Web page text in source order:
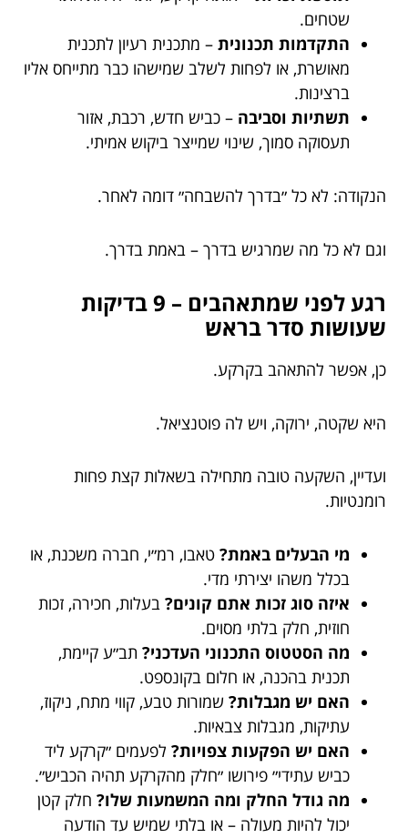
שטחים.
התקדמות תכנונית – מתכנית רעיון לתכנית
מאושרת, או לפחות לשלב שמישהו כבר מתייחס אליו
ברצינות.
תשתיות וסביבה – כביש חדש, רכבת, אזור
תעסוקה סמוך, שינוי שמייצר ביקוש אמיתי.
הנקודה: לא כל ״בדרך להשבחה״ דומה לאחר.
וגם לא כל מה שמרגיש בדרך – באמת בדרך.
רגע לפני שמתאהבים – 9 בדיקות
שעושות סדר בראש
כן, אפשר להתאהב בקרקע.
היא שקטה, ירוקה, ויש לה פוטנציאל.
ועדיין, השקעה טובה מתחילה בשאלות קצת פחות
רומנטיות.
מי הבעלים באמת? טאבו, רמ״י, חברה משכנת, או
בכלל משהו יצירתי מדי.
איזה סוג זכות אתם קונים? בעלות, חכירה, זכות
חוזית, חלק בלתי מסוים.
מה הסטטוס התכנוני העדכני? תב״ע קיימת,
תכנית בהכנה, או חלום בקונספט.
האם יש מגבלות? שמורות טבע, קווי מתח, ניקוז,
עתיקות, מגבלות צבאיות.
האם יש הפקעות צפויות? לפעמים ״קרקע ליד
כביש עתידי״ פירושו ״חלק מהקרקע תהיה הכביש״.
מה גודל החלק ומה המשמעות שלו? חלק קטן
יכול להיות מעולה – או בלתי שמיש עד הודעה